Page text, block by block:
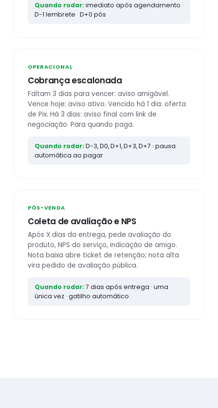
Quando rodar: imediato após agendamento ·
D-1 lembrete · D+0 pós
OPERACIONAL
Cobrança escalonada
Faltam 3 dias para vencer: aviso amigável.
Vence hoje: aviso ativo. Vencido há 1 dia: oferta
de Pix. Há 3 dias: aviso final com link de
negociação. Para quando paga.
Quando rodar: D-3, D0, D+1, D+3, D+7 · pausa
automática ao pagar
PÓS-VENDA
Coleta de avaliação e NPS
Após X dias da entrega, pede avaliação do
produto, NPS do serviço, indicação de amigo.
Nota baixa abre ticket de retenção; nota alta
vira pedido de avaliação pública.
Quando rodar: 7 dias após entrega · uma
única vez · gatilho automático